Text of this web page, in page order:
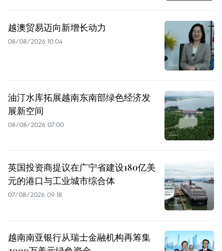
越澳贸易迈向新增长动力
08/08/2026 10:04
油汀水库拓展越南东南部绿色经济发
展新空间
08/08/2026 07:00
英国投资商提议在广宁省建设180亿美
元的港口与工业城市综合体
07/08/2026 09:18
越南南亚银行从瑞士金融机构再筹集